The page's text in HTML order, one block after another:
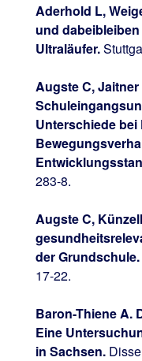
Aderhold L,
und
Ultraläufer.
Augste C, Jaitner
Unterschiede
283-8.
Augste C,
der Grundschule.
17-22.
Baron-Thiene A.
Eine
in Sachsen.